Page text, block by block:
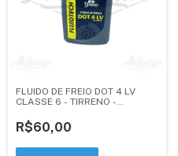
FLUIDO DE FREIO DOT 4 LV
CLASSE 6 - TIRRENO -
R$60,00